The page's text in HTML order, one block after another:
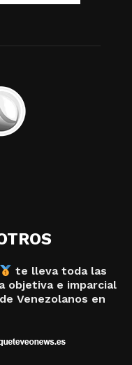
te lleva toda las
objetiva e imparcial
Venezolanos en